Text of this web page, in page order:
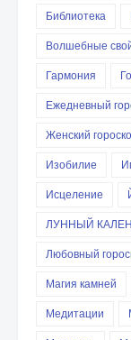
Библиотека
Волшебные
Гармония
Ежедневный
Женский
Изобилие
Исцеление
ЛУННЫЙ
Любовный
Магия камней
Медитации